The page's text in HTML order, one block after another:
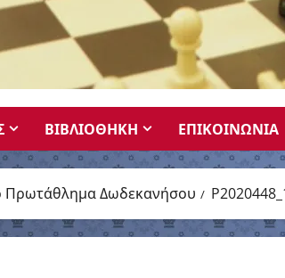
ΒΙΒΛΙΟΘΗΚΗ ΕΠΙΚΟΙΝΩΝΙΑ
Πρωτάθλημα Δωδεκανήσου